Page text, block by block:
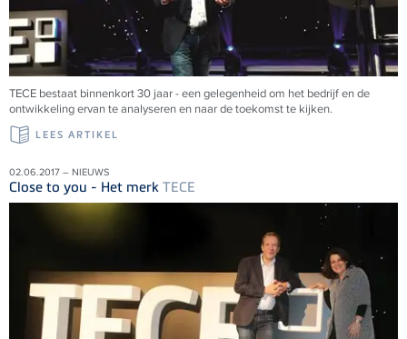
TECE bestaat binnenkort 30 jaar - een gelegenheid om het bedrijf en de
ontwikkeling ervan te analyseren en naar de toekomst te kijken.
LEES ARTIKEL
02.06.2017 – NIEUWS
Close to you - Het merk TECE